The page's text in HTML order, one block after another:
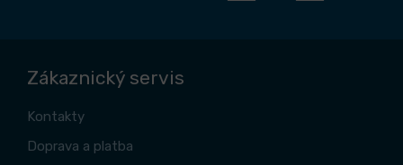
Zákaznický servis
Kontakty
Doprava a platba